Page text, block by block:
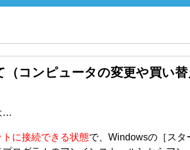
コンピュータの変更や買い替
…
に接続できる状態で、Windowsの［ス